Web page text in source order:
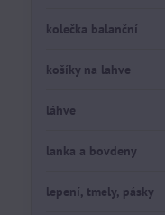
kolečka balanční
košíky na lahve
láhve
lanka a bovdeny
lepení, tmely, pásky